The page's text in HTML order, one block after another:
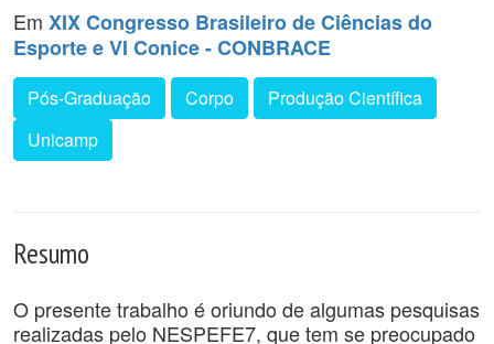
Em XIX Congresso Brasileiro de Ciências do
Esporte e VI Conice - CONBRACE
Pós-Graduação Corpo
Produção Científica
Unicamp
Resumo
O presente trabalho é oriundo de algumas pesquisas
realizadas pelo NESPEFE7, que tem se preocupado